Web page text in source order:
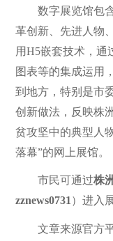
数字展览馆包含
革创新、先进人物
用H5嵌套技术，通
图表等的集成运用
到地方，特别是市
创新做法，反映株
贫攻坚中的典型人
落幕”的网上展馆。
市民可通过株
zznews0731）进入
文章来源官方